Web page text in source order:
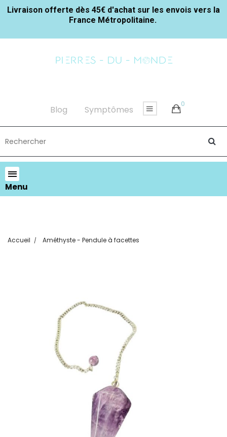
Livraison offerte dès 45€ d'achat sur les envois vers la
France Métropolitaine.
Blog Symptômes
0
Menu
Accueil Améthyste - Pendule à facettes